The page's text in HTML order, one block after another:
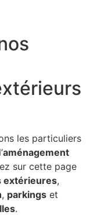
les particuliers
aménagement
sur cette page
extérieures,
, parkings et
.